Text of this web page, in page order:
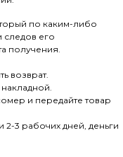
по каким-либо
следов его
получения.
возврат.
и передайте товар
2-3 рабочих дней, деньги